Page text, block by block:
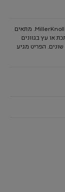
כיסא בר מבית המותג HAY המשתייך לקולקטיב המותגים MillerKnoll. מתאים
או עץ בגוונים
הפריט מגיע